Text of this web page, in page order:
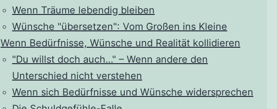
Wenn Träume lebendig bleiben
Wünsche "übersetzen": Vom Großen ins Kleine
Wenn Bedürfnisse, Wünsche und Realität kollidieren
"Du willst doch auch…" – Wenn andere den
Unterschied nicht verstehen
Wenn sich Bedürfnisse und Wünsche widersprechen